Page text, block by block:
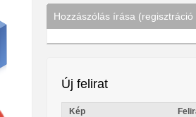
Hozzászólás írása (regisztráció
Új felirat
Kép